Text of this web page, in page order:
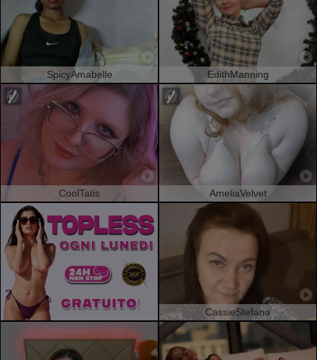
SpicyAmabelle EdithManning
CoolTatis AmeliaVelvet
CassieStefana